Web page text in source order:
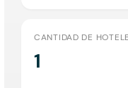
CANTIDAD DE
1